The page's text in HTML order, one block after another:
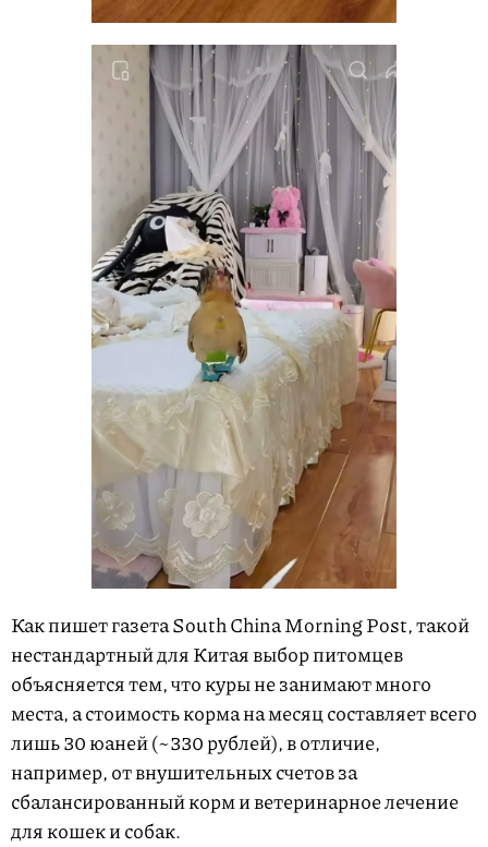
Как пишет газета South China Morning Post, такой
нестандартный для Китая выбор питомцев
объясняется тем, что куры не занимают много
места, а стоимость корма на месяц составляет всего
лишь 30 юаней (~330 рублей), в отличие,
например, от внушительных счетов за
сбалансированный корм и ветеринарное лечение
для кошек и собак.